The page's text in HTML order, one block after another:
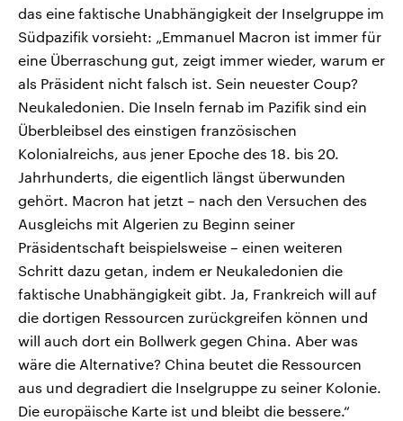
das eine faktische Unabhängigkeit der Inselgruppe im
Südpazifik vorsieht: „Emmanuel Macron ist immer für
eine Überraschung gut, zeigt immer wieder, warum er
als Präsident nicht falsch ist. Sein neuester Coup?
Neukaledonien. Die Inseln fernab im Pazifik sind ein
Überbleibsel des einstigen französischen
Kolonialreichs, aus jener Epoche des 18. bis 20.
Jahrhunderts, die eigentlich längst überwunden
gehört. Macron hat jetzt – nach den Versuchen des
Ausgleichs mit Algerien zu Beginn seiner
Präsidentschaft beispielsweise – einen weiteren
Schritt dazu getan, indem er Neukaledonien die
faktische Unabhängigkeit gibt. Ja, Frankreich will auf
die dortigen Ressourcen zurückgreifen können und
will auch dort ein Bollwerk gegen China. Aber was
wäre die Alternative? China beutet die Ressourcen
aus und degradiert die Inselgruppe zu seiner Kolonie.
Die europäische Karte ist und bleibt die bessere.“